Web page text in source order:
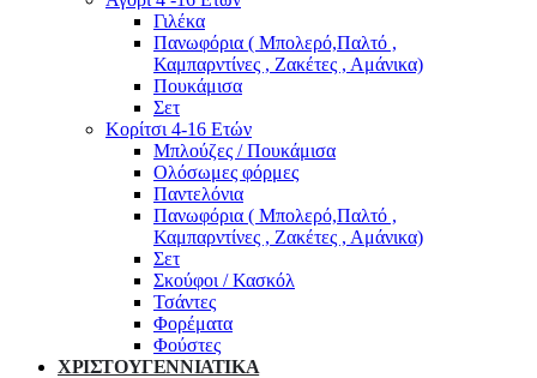
Γιλέκα
Πανωφόρια ( Μπολερό,Παλτό ,
Καμπαρντίνες , Ζακέτες , Αμάνικα)
Πουκάμισα
Σετ
Κορίτσι 4-16 Ετών
Μπλούζες / Πουκάμισα
Ολόσωμες φόρμες
Παντελόνια
Πανωφόρια ( Μπολερό,Παλτό ,
Καμπαρντίνες , Ζακέτες , Αμάνικα)
Σετ
Σκούφοι / Κασκόλ
Τσάντες
Φορέματα
Φούστες
ΧΡΙΣΤΟΥΓΕΝΝΙΑΤΙΚΑ